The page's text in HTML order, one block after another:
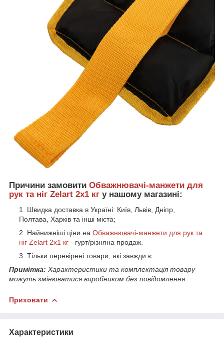
Причини замовити Обважнювачі-манжети для
рук та ніг Zelart 2x1 кг у нашому магазині:
Швидка доставка в Україні: Київ, Львів, Дніпр,
Полтава, Харків та інші міста;
Найнижніші ціни на Обважнювачі-манжети для рук та
ніг Zelart 2x1 кг - гурт/різняна продаж.
Тільки перевірені товари, які завжди є.
Примітка: Характеристики та комплектація товару
можуть змінюватися виробником без повідомлення.
Приховати
Характеристики